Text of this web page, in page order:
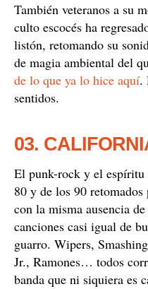
También veteranos a su
culto escocés ha
listón, retomando su
de magia ambiental del
de lo que ya lo hice aquí.
sentidos.
03.
El punk-rock y el espíritu
80 y de los 90
con la misma ausencia
canciones casi igual de
guarro. Wipers,
Jr., Ramones… todos
banda que ni siquiera es